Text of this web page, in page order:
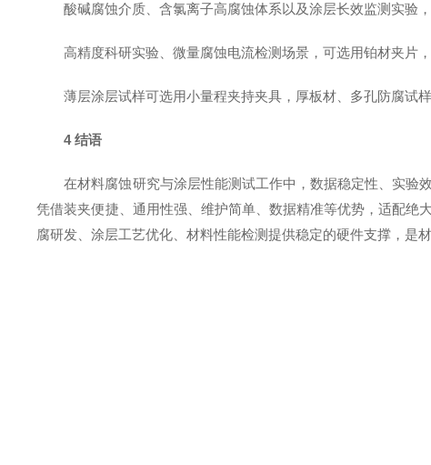
酸碱腐蚀介质、含氯离子高腐蚀体系以及涂层长效监测实验
高精度科研实验、微量腐蚀电流检测场景，可选用铂材夹片
薄层涂层试样可选用小量程夹持夹具，厚板材、多孔防腐试
4 结语
在材料腐蚀研究与涂层性能测试工作中，数据稳定性、实验
凭借装夹便捷、通用性强、维护简单、数据精准等优势，适配
腐研发、涂层工艺优化、材料性能检测提供稳定的硬件支撑，是